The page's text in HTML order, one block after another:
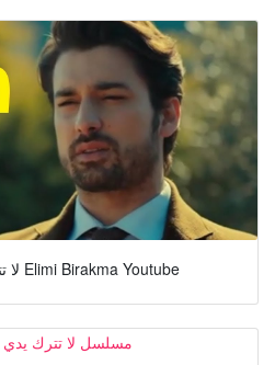
لا تترك يدي الحلقة 35 Elimi Birakma Youtube